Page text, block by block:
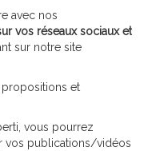
avec nos
vos réseaux sociaux et
sur notre site
et
vous pourrez
vos publications/vidéos